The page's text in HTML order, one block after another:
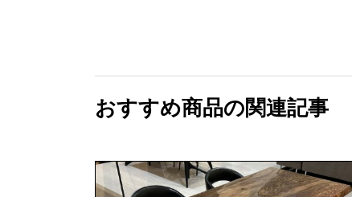
おすすめ商品の関連記事